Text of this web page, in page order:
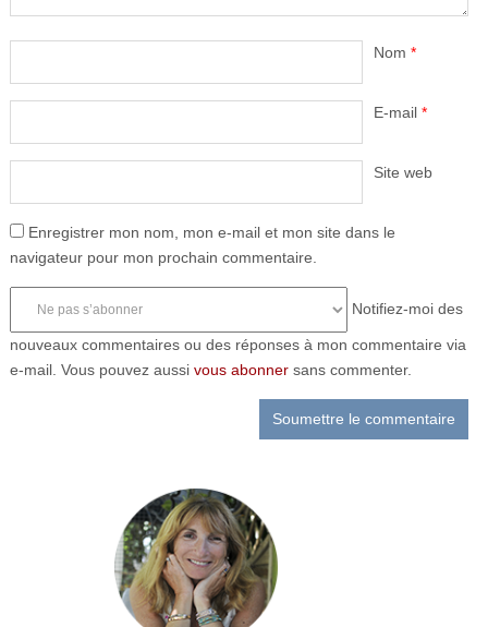
Nom *
E-mail *
Site web
Enregistrer mon nom, mon e-mail et mon site dans le
navigateur pour mon prochain commentaire.
Notifiez-moi des
nouveaux commentaires ou des réponses à mon commentaire via
e-mail. Vous pouvez aussi vous abonnersans commenter.